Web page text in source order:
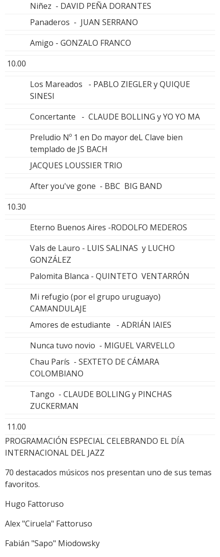
Niñez - DAVID PEÑA DORANTES
Panaderos - JUAN SERRANO
Amigo - GONZALO FRANCO
10.00
Los Mareados - PABLO ZIEGLER y QUIQUE
SINESI
Concertante - CLAUDE BOLLING y YO YO MA
Preludio Nº 1 en Do mayor deL Clave bien
templado de JS BACH
JACQUES LOUSSIER TRIO
After you've gone - BBC BIG BAND
10.30
Eterno Buenos Aires -RODOLFO MEDEROS
Vals de Lauro - LUIS SALINAS y LUCHO
GONZÁLEZ
Palomita Blanca - QUINTETO VENTARRÓN
Mi refugio (por el grupo uruguayo)
CAMANDULAJE
Amores de estudiante - ADRIÁN IAIES
Nunca tuvo novio - MIGUEL VARVELLO
Chau París - SEXTETO DE CÁMARA
COLOMBIANO
Tango - CLAUDE BOLLING y PINCHAS
ZUCKERMAN
11.00
PROGRAMACIÓN ESPECIAL CELEBRANDO EL DÍA
INTERNACIONAL DEL JAZZ
70 destacados músicos nos presentan uno de sus temas
favoritos.
Hugo Fattoruso
Alex "Ciruela" Fattoruso
Fabián "Sapo" Miodowsky